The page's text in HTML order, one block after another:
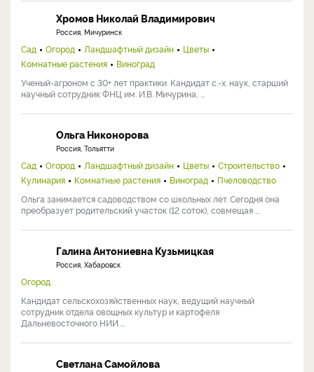
Хромов Николай Владимирович
Россия, Мичуринск
Сад Огород Ландшафтный дизайн
Цветы
Комнатные растения
Виноград
Ученый-агроном с 30+ лет практики. Кандидат с.-х. наук, старший
научный сотрудник ФНЦ им. И.В. Мичурина, ...
Ольга Никонорова
Россия, Тольятти
Сад Огород Ландшафтный дизайн Цветы
Строительство
Кулинария
Комнатные растения Виноград
Пчеловодство
Ольга занимается садоводством со школьных лет. Сегодня она
преобразует родительский участок (12 соток), совмещая ...
Галина Антониевна Кузьмицкая
Россия, Хабаровск
Огород
Кандидат сельскохозяйственных наук, ведущий научный
сотрудник отдела овощных культур и картофеля
Дальневосточного НИИ ...
Светлана Самойлова